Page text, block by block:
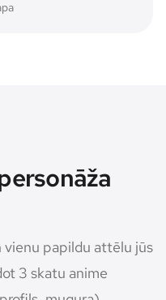
vienu papildu attēlu jūs
3 skatu anime